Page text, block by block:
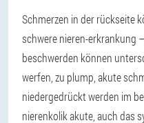
Schmerzen in der rückseite
schwere nieren-erkrankung
beschwerden können
werfen, zu plump, akute
niedergedrückt werden im
nierenkolik akute, auch das